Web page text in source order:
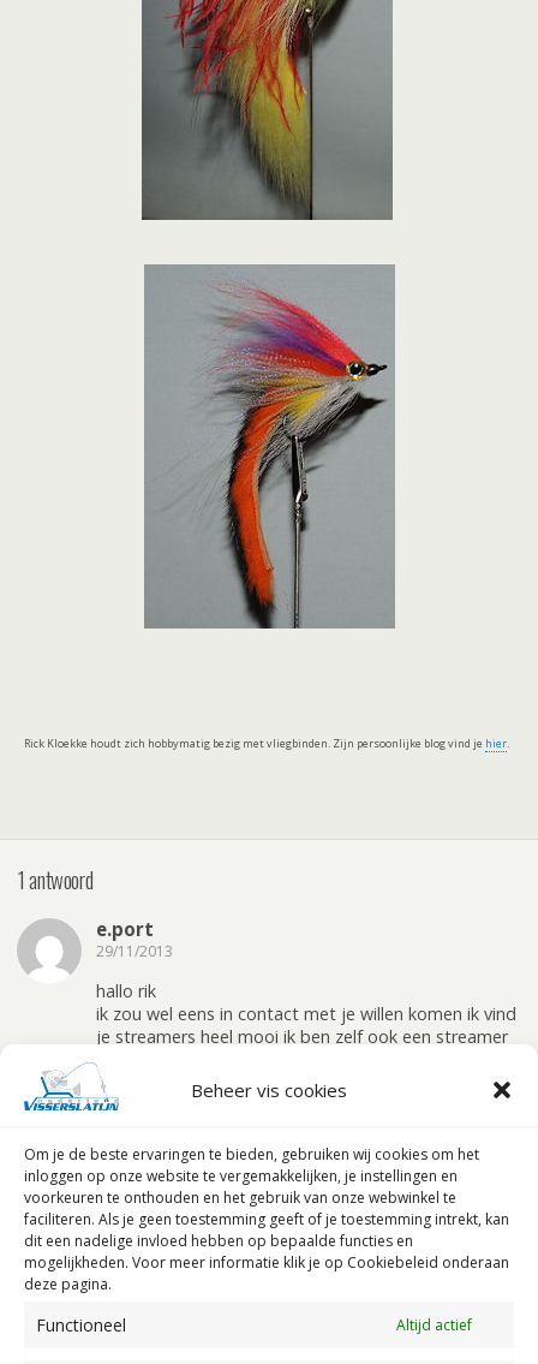
Beheer vis cookies
Om je de beste ervaringen te bieden, gebruiken wij cookies om het
inloggen op onze website te vergemakkelijken, je instellingen en
voorkeuren te onthouden en het gebruik van onze webwinkel te
faciliteren. Als je geen toestemming geeft of je toestemming intrekt, kan
dit een nadelige invloed hebben op bepaalde functies en
mogelijkheden. Voor meer informatie klik je op Cookiebeleid onderaan
deze pagina.
Functioneel Altijd actief
Rick Kloekke houdt zich hobbymatig bezig met vliegbinden. Zijn persoonlijke blog vind je hier.
1 antwoord
e.port
29/11/2013
hallo rik
ik zou wel eens in contact met je willen komen ik vind
je streamers heel mooi ik ben zelf ook een streamer
visser maar ik kan ze niet maken als jij mij er een paar
zou willen maken zou ik dat heel mooi vinden mag ik
je telefoonnr dan kan ik kontakt met je opnemen
mvg e.port uit elburg
Beantwoorden
Geef een reactie